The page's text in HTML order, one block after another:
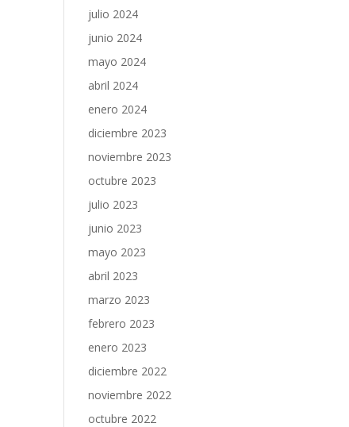
julio 2024
junio 2024
mayo 2024
abril 2024
enero 2024
diciembre 2023
noviembre 2023
octubre 2023
julio 2023
junio 2023
mayo 2023
abril 2023
marzo 2023
febrero 2023
enero 2023
diciembre 2022
noviembre 2022
octubre 2022